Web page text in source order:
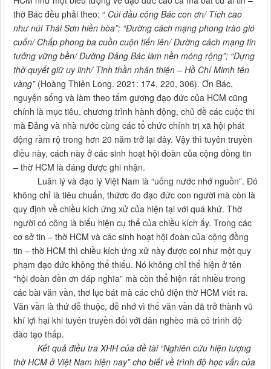
thờ Bác đều phải theo: “ Cúi đầu công Bác con ơn/ Tích cao
như núi Thái Sơn hiền hòa”; “Đường cách mạng phong trào gió
cuốn/ Chấp phong ba cuồn cuộn tiến lên/ Đường cách mạng tin
tưởng vững bền/ Đường Đảng Bác làm nền móng rộng”; “Dựng
thờ quyết giữ uy linh/ Tinh thần nhân thiện – Hồ Chí Mimh tên
vàng” (Hoàng Thiên Long. 2021: 174, 220, 306). Ơn Bác,
nguyện sống và làm theo tấm gương đạo đức của HCM cũng
chính là mục tiêu, chương trình hành động, chủ đề các cuộc thi
mà Đảng và nhà nước cùng các tổ chức chính trị xã hội phát
động rầm rộ trong hơn 20 năm trở lại đây. Vậy thì tuyên truyền
điều này, cách này ở các sinh hoạt hội đoàn của cộng đồng tin
– thờ HCM là đáng được ghi nhận.
Luân lý và đạo lý Việt Nam là “uống nước nhớ nguồn”. Đó
không chỉ là tiêu chuẩn, thứơc đo đạo đức con người mà còn là
quy định về chiều kích ứng xử của hiện tại với quá khứ. Thờ
người có công là biểu hiện cụ thể của chiều kích ấy. Trong các
cơ sở tin – thờ HCM và các sinh hoạt hội đoàn của cộng đồng
tin – thờ HCM thì chiều kích ứng xử này được coi như một quy
phạm đạo đức không thể thiếu. Nó không chỉ thể hiện ở tên
“hội đoàn đền ơn đáp nghĩa” mà còn thể hiện rất nhiều trong
các bài văn vần, thơ lục bát mà các chủ điện thờ HCM viết ra.
Văn vần là thứ dễ thuộc, dễ nhớ vì thế văn vần đã trở thành vũ
khí lợi hại khi tuyên truyền đối với dân nghèo mà có trình độ
đào tạo thấp.
Kết quả điều tra XHH của đề tài “Nghiên cứu hiện tượng
thờ HCM ở Việt Nam hiện nay” cho biết về trình độ học vấn của